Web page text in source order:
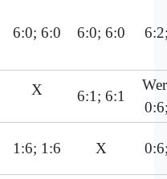
6:0; 6:0 6:0; 6:0
X 6:1; 6:1
1:6; 1:6 X